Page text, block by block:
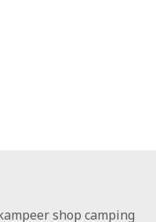
shop camping